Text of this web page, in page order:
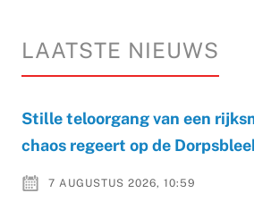
LAATSTE NIEUWS
Stille teloorgang van een
chaos regeert op de
7 AUGUSTUS 2026, 10:59